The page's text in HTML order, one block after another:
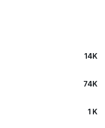
14K
74K
1 K